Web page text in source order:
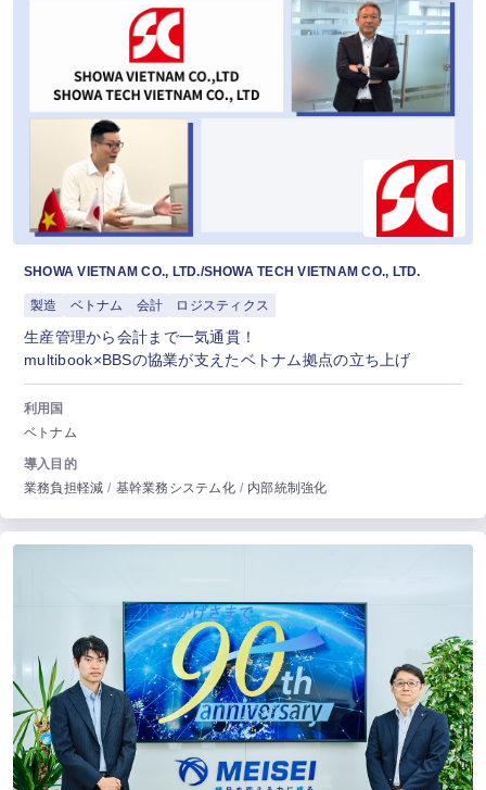
SHOWA VIETNAM CO., LTD./SHOWA TECH VIETNAM CO., LTD.
製造 ベトナム 会計 ロジスティクス
生産管理から会計まで一気通貫！
multibook×BBSの協業が支えたベトナム拠点の立ち上げ
利用国
ベトナム
導入目的
業務負担軽減
基幹業務システム化 内部統制強化